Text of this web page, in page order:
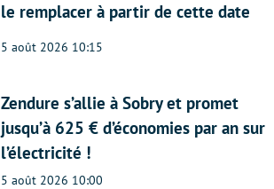
le remplacer à partir de cette date
5 août 2026 10:15
Zendure s’allie à Sobry et promet
jusqu’à 625 € d’économies par an sur
l’électricité !
5 août 2026 10:00